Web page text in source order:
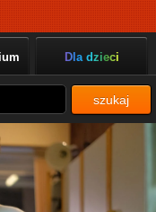
Dla dzieci
szukaj